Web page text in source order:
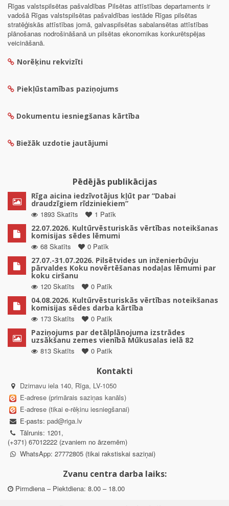
Rīgas valstspilsētas pašvaldības Pilsētas attīstības departaments ir
vadošā Rīgas valstspilsētas pašvaldības iestāde Rīgas pilsētas
stratēģiskās attīstības jomā, galvaspilsētas sabalansētas attīstības
plānošanas nodrošināšanā un pilsētas ekonomikas konkurētspējas
veicināšanā.
Norēķinu rekvizīti
Piekļūstamības paziņojums
Dokumentu iesniegšanas kārtība
Biežāk uzdotie jautājumi
Pēdējās publikācijas
Rīga aicina iedzīvotājus kļūt par “Dabai
draudzīgiem rīdziniekiem”
1893 Skatīts
1 Patīk
22.07.2026. Kultūrvēsturiskās vērtības noteikšanas
komisijas sēdes lēmumi
68 Skatīts
0 Patīk
27.07.-31.07.2026. Pilsētvides un inženierbūvju
pārvaldes Koku novērtēšanas nodaļas lēmumi par
koku ciršanu
120 Skatīts
0 Patīk
04.08.2026. Kultūrvēsturiskās vērtības noteikšanas
komisijas sēdes darba kārtība
173 Skatīts
0 Patīk
Paziņojums par detālplānojuma izstrādes
uzsākšanu zemes vienībā Mūkusalas ielā 82
813 Skatīts
0 Patīk
Kontakti
Dzirnavu iela 140, Rīga, LV-1050
E-adrese (primārais saziņas kanāls)
E-adrese (tikai e-rēķinu iesniegšanai)
E-pasts: pad@riga.lv
Tālrunis: 1201,
(+371) 67012222 (zvaniem no ārzemēm)
WhatsApp: 27772805 (tikai rakstiskai saziņai)
Zvanu centra darba laiks:
Pirmdiena – Piektdiena: 8.00 – 18.00